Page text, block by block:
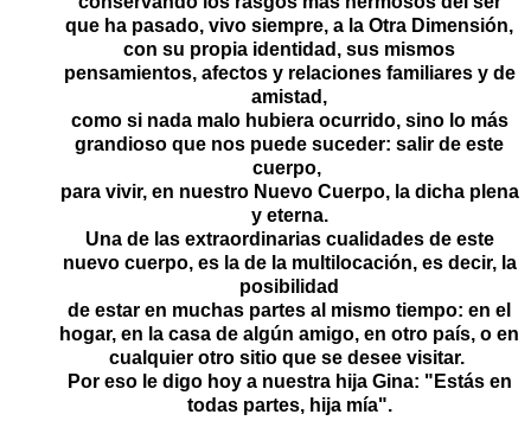
que ha pasado, vivo siempre, a la Otra Dimensión,
con su propia identidad, sus mismos
pensamientos, afectos y relaciones familiares y de
amistad,
como si nada malo hubiera ocurrido, sino lo más
grandioso que nos puede suceder: salir de este
cuerpo,
para vivir, en nuestro Nuevo Cuerpo, la dicha plena
y eterna.
Una de las extraordinarias cualidades de este
nuevo cuerpo, es la de la multilocación, es decir, la
posibilidad
de estar en muchas partes al mismo tiempo: en el
hogar, en la casa de algún amigo, en otro país, o en
cualquier otro sitio que se desee visitar.
Por eso le digo hoy a nuestra hija Gina: "Estás en
todas partes, hija mía".